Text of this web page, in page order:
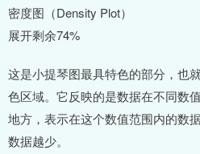
密度图（Density Plot）
展开剩余74%
这是小提琴图最具特色的部分，也
色区域。它反映的是数据在不同数
地方，表示在这个数值范围内的数
数据越少。